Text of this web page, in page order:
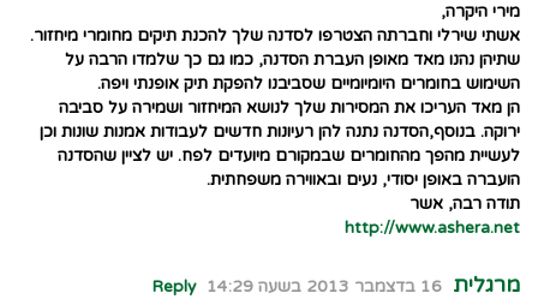
מירי היקרה,
אשתי שירלי וחברתה הצטרפו לסדנה שלך להכנת תיקים מחומרי מיחזור.
שתיהן נהנו מאד מאופן העברת הסדנה, כמו גם כך שלמדו הרבה על
השימוש בחומרים היומיומיים שסביבנו להפקת תיק אופנתי ויפה.
הן מאד העריכו את המסירות שלך לנושא המיחזור ושמירה על סביבה
ירוקה. בנוסף,הסדנה נתנה להן רעיונות חדשים לעבודות אמנות שונות וכן
לעשיית מהפך מהחומרים שבמקורם מיועדים לפח. יש לציין שהסדנה
הועברה באופן יסודי, נעים ובאווירה משפחתית.
תודה רבה, אשר
http://www.ashera.net
מרגלית 16 בדצמבר 2013 בשעה 14:29
Reply